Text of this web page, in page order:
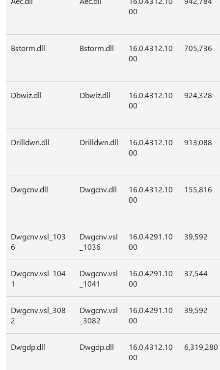
00
Bstorm.dll Bstorm.dll
16.0.4312.10
00
705,736
Dbwiz.dll Dbwiz.dll
16.0.4312.10
00
924,328
Drilldwn.dll Drilldwn.dll
16.0.4312.10
00
913,088
Dwgcnv.dll Dwgcnv.dll
16.0.4312.10
00
155,816
Dwgcnv.vsl_103
6
Dwgcnv.vsl
_1036
16.0.4291.10
00
39,592
Dwgcnv.vsl_104
1
Dwgcnv.vsl
_1041
16.0.4291.10
00
37,544
Dwgcnv.vsl_308
2
Dwgcnv.vsl
_3082
16.0.4291.10
00
39,592
Dwgdp.dll Dwgdp.dll
16.0.4312.10
00
6,319,280